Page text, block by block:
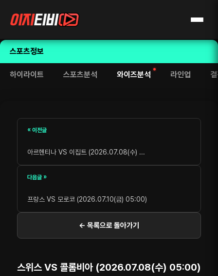
스포츠정보
하이라이트 스포츠분석 와이즈분석 라인업
« 이전글
아르헨티나 VS 이집트 (2026.07.08(수) ...
다음글 »
프랑스 VS 모로코 (2026.07.10(금) 05:00)
← 목록으로 돌아가기
스위스 VS 콜롬비아 (2026.07.08(수) 05:00)